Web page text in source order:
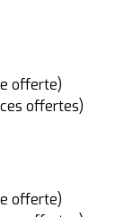
offerte)
offertes)
offerte)